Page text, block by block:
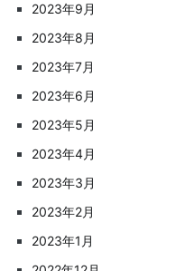
2023年9月
2023年8月
2023年7月
2023年6月
2023年5月
2023年4月
2023年3月
2023年2月
2023年1月